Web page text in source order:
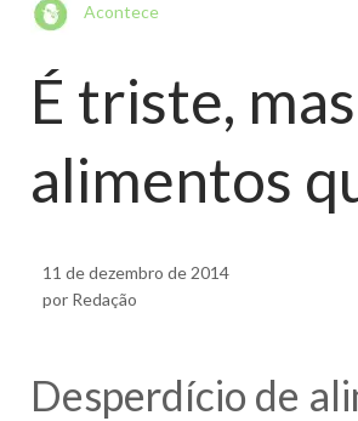
Acontece
É triste,
alimentos
11 de dezembro de 2014
por Redação
Desperdício de